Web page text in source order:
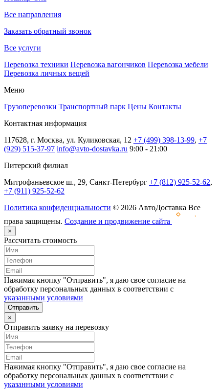
Все направления
Заказать обратный звонок
Все услуги
Перевозка техники Перевозка вагончиков Перевозка мебели
Перевозка личных вещей
Меню
Грузоперевозки Транспортный парк Цены Контакты
Контактная информация
117628, г. Москва, ул. Куликовская, 12 +7 (499) 398-13-99, +7
(929) 515-37-97 info@avto-dostavka.ru 9:00 - 21:00
Питерский филиал
Митрофаньевское ш., 29, Санкт-Петербург +7 (812) 925-52-62,
+7 (911) 925-52-62
Политика конфиденциальности © 2026 АвтоДоставка Все
права защищены. Создание и продвижение сайта
×
Рассчитать стоимость
Нажимая кнопку "Отправить", я даю свое согласие на
обработку персональных данных в соответствии с
указанными условиями
Отправить
×
Отправить заявку на перевозку
Нажимая кнопку "Отправить", я даю свое согласие на
обработку персональных данных в соответствии с
указанными условиями